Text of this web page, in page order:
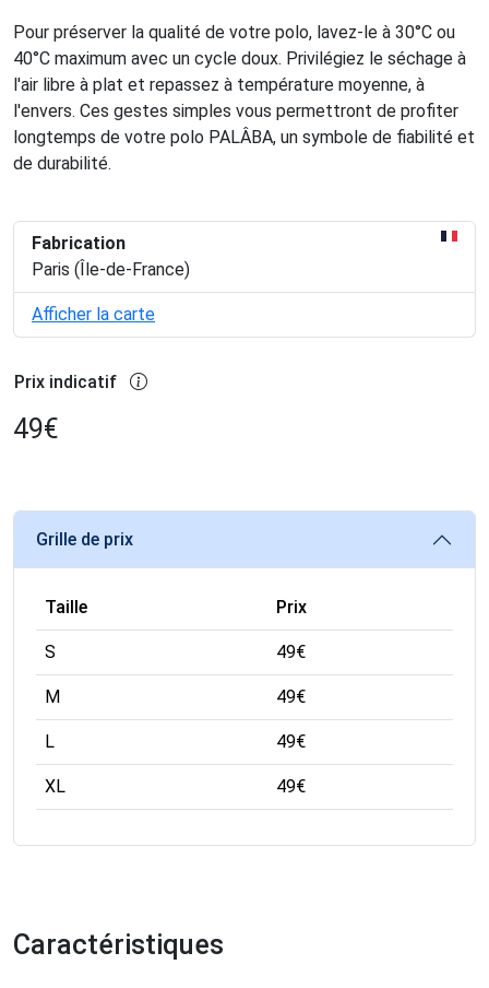
Pour préserver la qualité de votre polo, lavez-le à 30°C ou
40°C maximum avec un cycle doux. Privilégiez le séchage à
l'air libre à plat et repassez à température moyenne, à
l'envers. Ces gestes simples vous permettront de profiter
longtemps de votre polo PALÂBA, un symbole de fiabilité et
de durabilité.
Fabrication
Paris (Île-de-France)
Afficher la carte
Prix indicatif
49€
Grille de prix
Taille Prix
S 49€
M 49€
L 49€
XL 49€
Caractéristiques